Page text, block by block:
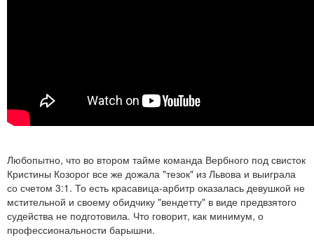
Любопытно, что во втором тайме команда Вербного под свисток
Кристины Козорог все же дожала "тезок" из Львова и выиграла
со счетом 3:1. То есть красавица-арбитр оказалась девушкой не
мстительной и своему обидчику "вендетту" в виде предвзятого
судейства не подготовила. Что говорит, как минимум, о
профессиональности барышни.